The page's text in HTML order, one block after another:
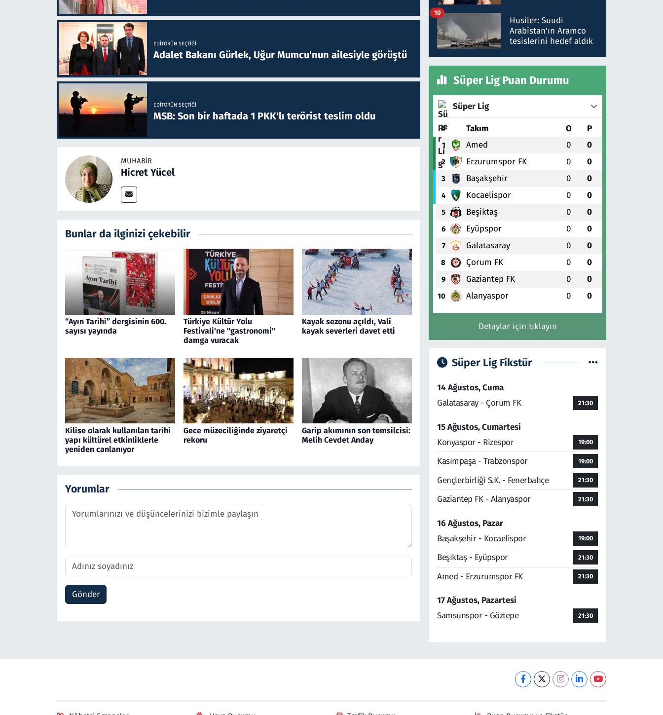
EDITÖRÜN SEÇTIĞI
Adalet Bakanı Gürlek, Uğur Mumcu'nun ailesiyle görüştü
EDITÖRÜN SEÇTIĞI
MSB: Son bir haftada 1 PKK'lı terörist teslim oldu
MUHABIR
Hicret Yücel
Bunlar da ilginizi çekebilir
“Ayın Tarihi” dergisinin 600.
sayısı yayında
Türkiye Kültür Yolu
Festivali'ne "gastronomi"
damga vuracak
Kayak sezonu açıldı, Vali
kayak severleri davet etti
Kilise olarak kullanılan tarihi
yapı kültürel etkinliklerle
yeniden canlanıyor
Gece müzeciliğinde ziyaretçi
rekoru
Garip akımının son temsilcisi:
Melih Cevdet Anday
Yorumlar
Gönder
talimat verdi, ben
gönderdim
Husiler: Suudi
Arabistan'ın Aramco
tesislerini hedef aldık
10
Süper Lig Puan Durumu
Süper Lig
# Takım O P
1 Amed 0 0
2 Erzurumspor FK 0 0
3 Başakşehir 0 0
4 Kocaelispor 0 0
5 Beşiktaş 0 0
6 Eyüpspor 0 0
7 Galatasaray 0 0
8 Çorum FK 0 0
9 Gaziantep FK 0 0
10 Alanyaspor 0 0
Detaylar için tıklayın
Süper Lig Fikstür
14 Ağustos, Cuma
Galatasaray - Çorum FK
21:30
15 Ağustos, Cumartesi
Konyaspor - Rizespor
19:00
Kasımpaşa - Trabzonspor 19:00
Gençlerbirliği S.K. - Fenerbahçe 21:30
Gaziantep FK - Alanyaspor 21:30
16 Ağustos, Pazar
Başakşehir - Kocaelispor
19:00
Beşiktaş - Eyüpspor 21:30
Amed - Erzurumspor FK 21:30
17 Ağustos, Pazartesi
Samsunspor - Göztepe
21:30